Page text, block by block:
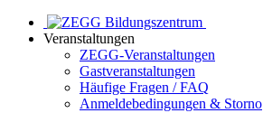
Veranstaltungen
ZEGG-Veranstaltungen
Gastveranstaltungen
Häufige Fragen / FAQ
Anmeldebedingungen & Storno